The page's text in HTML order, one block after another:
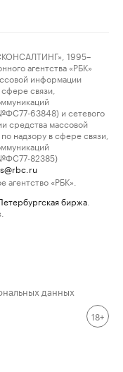
1995–
агентства «РБК»
информации
связи,
63848) и сетевого
средства массовой
надзору в сфере связи,
82385)
«РБК».
биржа
данных
18+